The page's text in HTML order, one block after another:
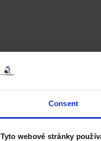
Consent
Tyto webové stránky